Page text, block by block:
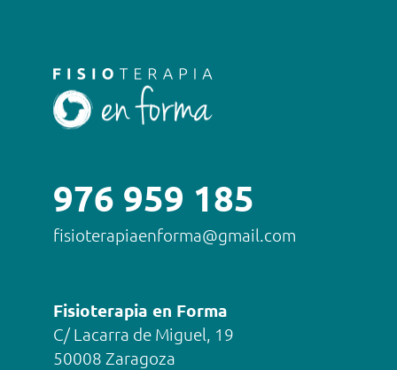
976 959 185
fisioterapiaenforma@gmail.com
Fisioterapia en Forma
C/ Lacarra de Miguel, 19
50008 Zaragoza